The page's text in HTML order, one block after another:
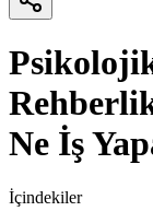
Ne İş
İçindekiler